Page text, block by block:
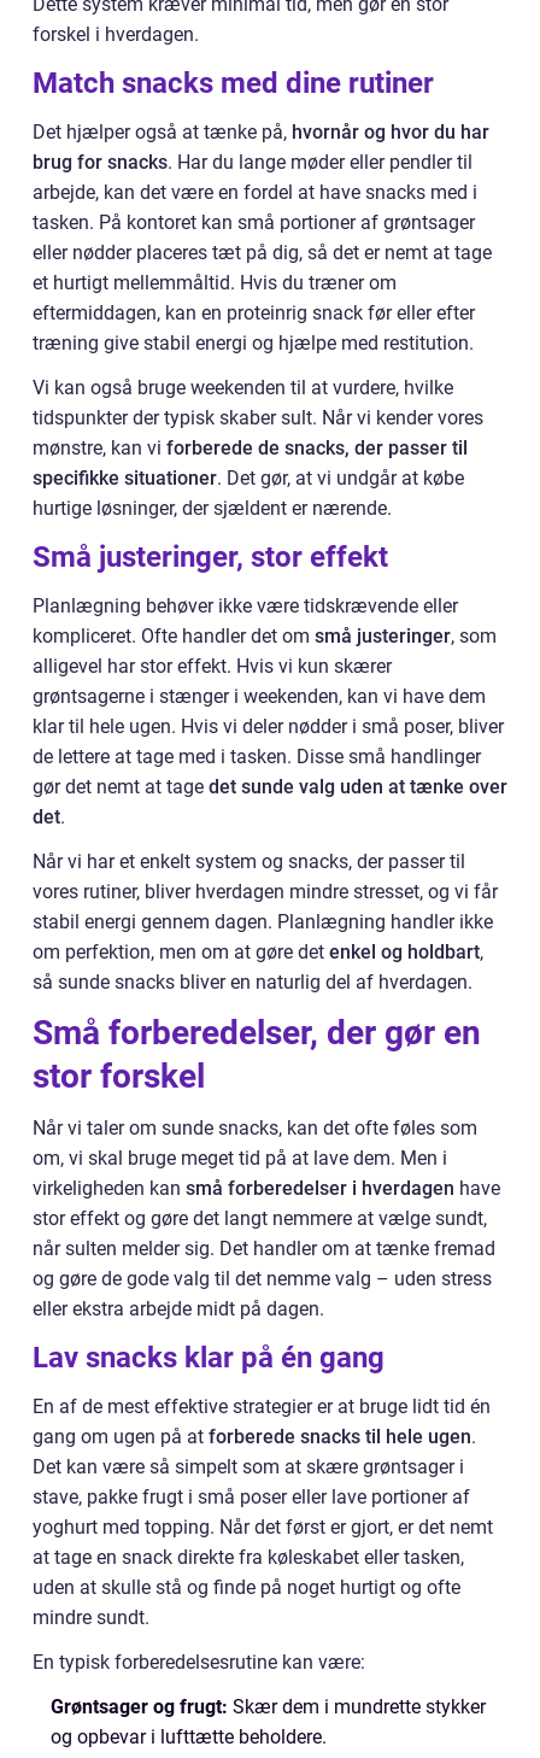
forskel i hverdagen.
Match snacks med dine rutiner
Det hjælper også at tænke på, hvornår og hvor du har
brug for snacks. Har du lange møder eller pendler til
arbejde, kan det være en fordel at have snacks med i
tasken. På kontoret kan små portioner af grøntsager
eller nødder placeres tæt på dig, så det er nemt at tage
et hurtigt mellemmåltid. Hvis du træner om
eftermiddagen, kan en proteinrig snack før eller efter
træning give stabil energi og hjælpe med restitution.
Vi kan også bruge weekenden til at vurdere, hvilke
tidspunkter der typisk skaber sult. Når vi kender vores
mønstre, kan vi forberede de snacks, der passer til
specifikke situationer. Det gør, at vi undgår at købe
hurtige løsninger, der sjældent er nærende.
Små justeringer, stor effekt
Planlægning behøver ikke være tidskrævende eller
kompliceret. Ofte handler det om små justeringer, som
alligevel har stor effekt. Hvis vi kun skærer
grøntsagerne i stænger i weekenden, kan vi have dem
klar til hele ugen. Hvis vi deler nødder i små poser, bliver
de lettere at tage med i tasken. Disse små handlinger
gør det nemt at tage det sunde valg uden at tænke over
det.
Når vi har et enkelt system og snacks, der passer til
vores rutiner, bliver hverdagen mindre stresset, og vi får
stabil energi gennem dagen. Planlægning handler ikke
om perfektion, men om at gøre det enkel og holdbart,
så sunde snacks bliver en naturlig del af hverdagen.
Små forberedelser, der gør en
stor forskel
Når vi taler om sunde snacks, kan det ofte føles som
om, vi skal bruge meget tid på at lave dem. Men i
virkeligheden kan små forberedelser i hverdagen have
stor effekt og gøre det langt nemmere at vælge sundt,
når sulten melder sig. Det handler om at tænke fremad
og gøre de gode valg til det nemme valg – uden stress
eller ekstra arbejde midt på dagen.
Lav snacks klar på én gang
En af de mest effektive strategier er at bruge lidt tid én
gang om ugen på at forberede snacks til hele ugen.
Det kan være så simpelt som at skære grøntsager i
stave, pakke frugt i små poser eller lave portioner af
yoghurt med topping. Når det først er gjort, er det nemt
at tage en snack direkte fra køleskabet eller tasken,
uden at skulle stå og finde på noget hurtigt og ofte
mindre sundt.
En typisk forberedelsesrutine kan være:
Grøntsager og frugt: Skær dem i mundrette stykker
og opbevar i lufttætte beholdere.